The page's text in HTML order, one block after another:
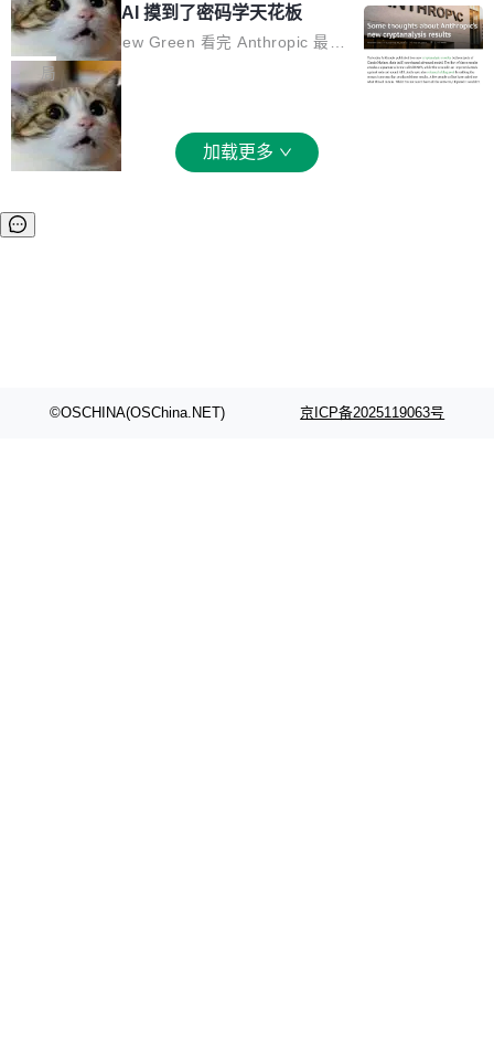
ullStack 从 37.0 涨到 68.7。不说别的，一个 Fl
ash 型号干翻了三个月前代表最高水平的 Pro 预
览版，这件事本身就够说明后训练的威力了。 跟
它一起来的还有两...
H3 接受文本、图像、视频、声音任意组合作为
输入（它叫多模态上下文），输出带原生双声道
音频的视频，最高 15 秒 2K 分辨率。举个例
子：扔进去一段参考视频（取它的希区柯克运
镜）、一张人物图片、一段歌声录音，用自然语
言告诉模型你要什么——H3 自己搞定剩下的。
这个"自己搞定"说起来轻巧，背后的训练范式变
uo 01 和 02），每一代都是按任务拆分的专家
Anthropic 的 AI 摸到了密码学天花板
密码学家 Matthew Green 看完 Anthropic 最新
的密码分析成果后，写了篇博客。标题很克制：
「一些想法」，但内容不克制。 先说 Anthropic
做了什么。他们让未发布的 Claude Mythos 模
型去跑密码分析，出了两个结果：一个攻击了后
量子签名方案 HAWK，另一个是对缩减轮次 AE
话说，「可能直接杀死了一个正在认真考虑标准
局
加载更多
©OSCHINA(OSChina.NET) 京ICP备2025119063号